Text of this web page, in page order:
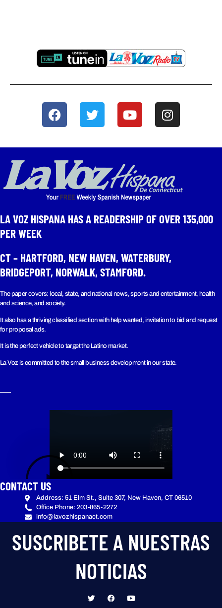
LA VOZ HISPANA HAS A READERSHIP OF OVER 135,000
PER WEEK​
CT – HARTFORD, NEW HAVEN, WATERBURY,
BRIDGEPORT, NORWALK, STAMFORD.
The paper covers: local, state, and national news, sports and entertainment, health
and science, and society.
It also has a thriving classified section with help wanted, invitation to bid and request
for proposal ads.
It is the perfect vehicle to target the Latino market.
La Voz is committed to the small business development in our state.
CONTACT US
Address: 51 Elm St., Suite 307, New Haven, CT 06510
Office Phone: 203-865-2272
info@lavozhispanact.com
SUSCRIBETE A NUESTRAS
NOTICIAS